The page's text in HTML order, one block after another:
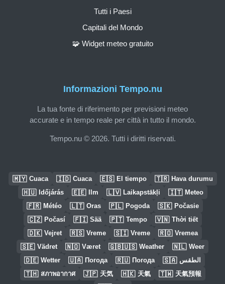
Informazioni Tempo.nu
La tua fonte di riferimento per previsioni meteo
accurate e in tempo reale per città in tutto il mondo.
Tempo.nu © 2026. Tutti i diritti riservati.
Tutti i Paesi
Capitali del Mondo
🧩 Widget meteo gratuito
🇲🇾 Cuaca 🇮🇩 Cuaca 🇪🇸 El tiempo 🇹🇷 Hava durumu
🇭🇺 Időjárás 🇪🇪 Ilm 🇱🇻 Laikapstākļi 🇮🇹 Meteo
🇫🇷 Météo 🇱🇹 Oras 🇵🇱 Pogoda 🇸🇰 Počasie
🇨🇿 Počasí 🇫🇮 Sää 🇵🇹 Tempo 🇻🇳 Thời tiết
🇩🇰 Vejret 🇷🇸 Vreme 🇸🇮 Vreme 🇷🇴 Vremea
🇸🇪 Vädret 🇳🇴 Været 🇬🇧🇺🇸 Weather 🇳🇱 Weer
🇩🇪 Wetter 🇺🇦 Погода 🇷🇺 Погода 🇸🇦 الطقس
🇹🇭 สภาพอากาศ 🇯🇵 天気 🇭🇰 天氣 🇹🇼 天氣預報